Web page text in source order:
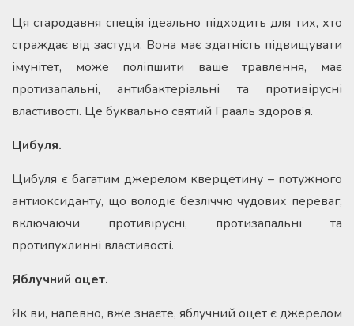
Ця стародавня спеція ідеально підходить для тих, хто
страждає від застуди. Вона має здатність підвищувати
імунітет, може поліпшити ваше травлення, має
протизапальні, антибактеріальні та противірусні
властивості. Це буквально святий Грааль здоров’я.
Цибуля.
Цибуля є багатим джерелом кверцетину – потужного
антиоксиданту, що володіє безліччю чудових переваг,
включаючи противірусні, протизапальні та
протипухлинні властивості.
Яблучний оцет.
Як ви, напевно, вже знаєте, яблучний оцет є джерелом